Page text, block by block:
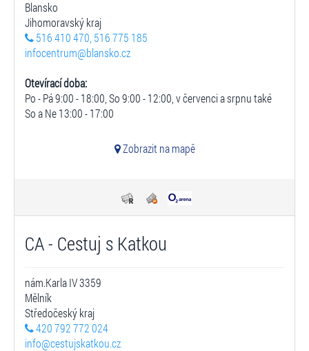
Blansko
Jihomoravský kraj
516 410 470, 516 775 185
infocentrum@blansko.cz
Otevírací doba:
Po - Pá 9:00 - 18:00, So 9:00 - 12:00, v červenci a srpnu také
So a Ne 13:00 - 17:00
Zobrazit na mapě
CA - Cestuj s Katkou
nám.Karla IV 3359
Mělník
Středočeský kraj
420 792 772 024
info@cestujskatkou.cz